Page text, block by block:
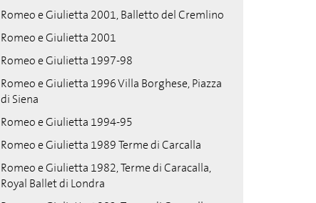
Romeo e Giulietta 2001, Balletto del Cremlino
Romeo e Giulietta 2001
Romeo e Giulietta 1997-98
Romeo e Giulietta 1996 Villa Borghese, Piazza
di Siena
Romeo e Giulietta 1994-95
Romeo e Giulietta 1989 Terme di Carcalla
Romeo e Giulietta 1982, Terme di Caracalla,
Royal Ballet di Londra